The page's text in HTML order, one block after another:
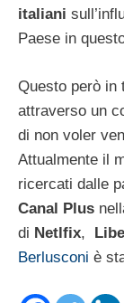
italiani
Paese in
Questo però in
attraverso un
di non voler
Attualmente il
ricercati dalle
Canal Plus
di Netlfix,
Berlusconi è